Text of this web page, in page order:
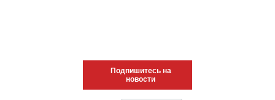
Подпишитесь на
новости